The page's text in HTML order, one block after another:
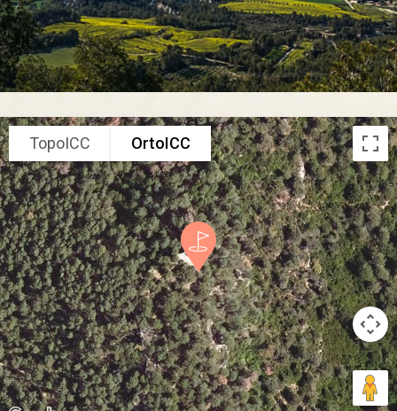
TopoICC OrtoICC